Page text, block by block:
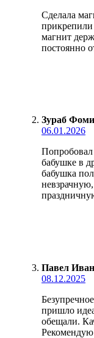
Сделала
магнит
постоянно
Зураб
06.01.2026
Попробовал
бабушке в
бабушка
Павел
08.12.2025
пришло
обещали.